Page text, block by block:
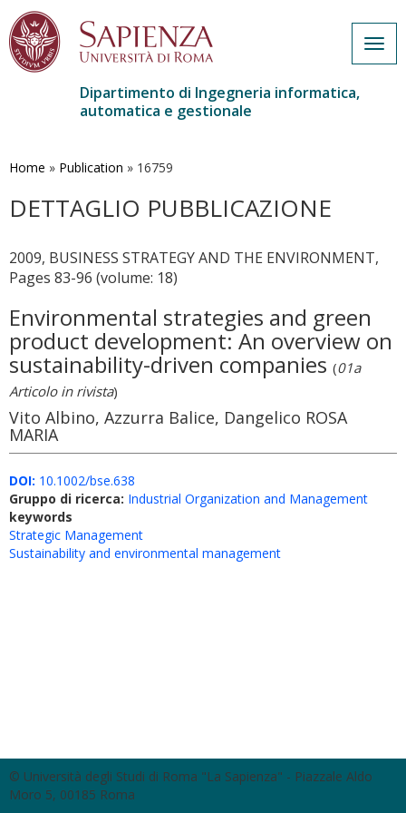
contenuto
Dipartimento di Ingegneria informatica,
automatica e gestionale
Home » Publication » 16759
DETTAGLIO PUBBLICAZIONE
2009, BUSINESS STRATEGY AND THE ENVIRONMENT,
Pages 83-96 (volume: 18)
Environmental strategies and green
product development: An overview on
sustainability-driven companies (01a
Articolo in rivista)
Vito Albino, Azzurra Balice, Dangelico ROSA
MARIA
DOI: 10.1002/bse.638
Gruppo di ricerca: Industrial Organization and Management
keywords
Strategic Management
Sustainability and environmental management
© Università degli Studi di Roma "La Sapienza" - Piazzale Aldo
Moro 5, 00185 Roma